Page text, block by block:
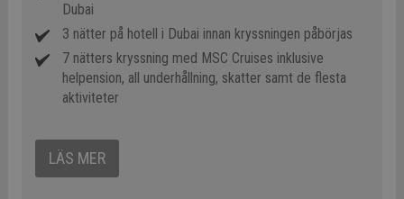
Dubai
3 nätter på hotell i Dubai innan kryssningen påbörjas
7 nätters kryssning med MSC Cruises inklusive
helpension, all underhållning, skatter samt de flesta
aktiviteter
LÄS MER